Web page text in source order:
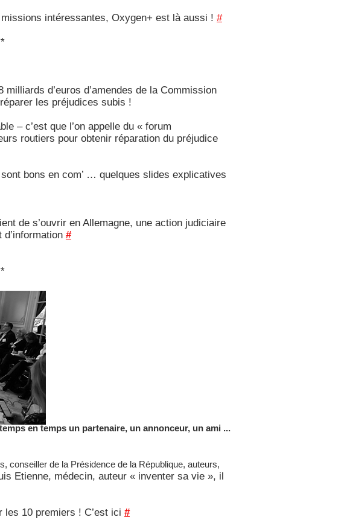
intéressantes, Oxygen+ est là aussi ! #
d’euros d’amendes de la Commission
les préjudices subis !
– c’est que l’on appelle du « forum
routiers pour obtenir réparation du préjudice
bons en com’ … quelques slides explicatives
de s’ouvrir en Allemagne, une action judiciaire
#
en temps un partenaire, un annonceur, un ami ...
conseiller de la Présidence de la République, auteurs,
Etienne, médecin, auteur « inventer sa vie », il
10 premiers ! C’est ici #